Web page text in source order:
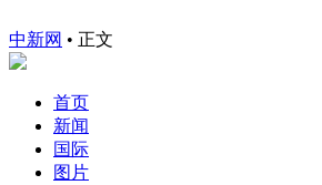
中新网 • 正文
首页
新闻
国际
图片